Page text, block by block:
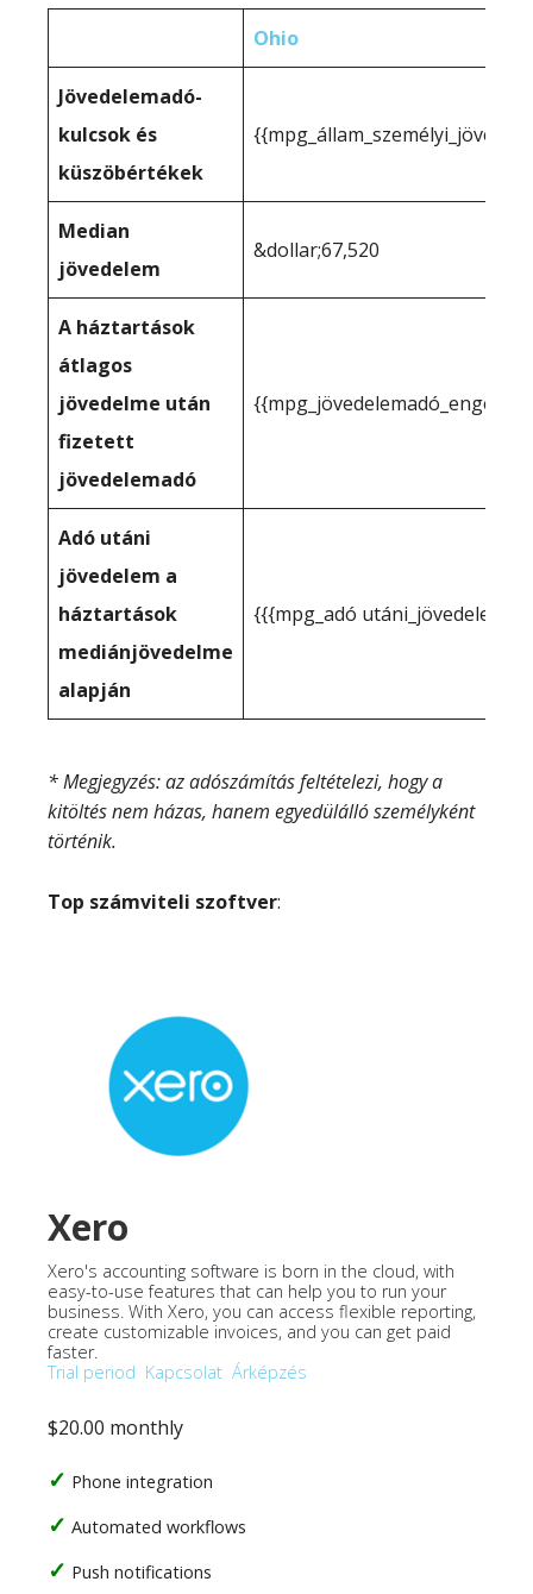
Ohio
Jövedelemadó-
kulcsok és
küszöbértékek
Median
jövedelem
&dollar;67,520
A háztartások
átlagos
jövedelme után
fizetett
jövedelemadó
Adó utáni
jövedelem a
háztartások
mediánjövedelme
alapján
{{{mpg_adó
* Megjegyzés: az adószámítás feltételezi, hogy a
kitöltés nem házas, hanem egyedülálló személyként
történik.
Top számviteli szoftver:
Xero
Xero's accounting software is born in the cloud, with
easy-to-use features that can help you to run your
business. With Xero, you can access flexible reporting,
create customizable invoices, and you can get paid
faster.
Trial period Kapcsolat Árképzés
$20.00 monthly
Phone integration
Automated workflows
Push notifications